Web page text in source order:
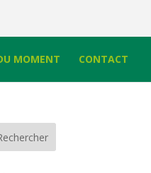
MOMENT CONTACT